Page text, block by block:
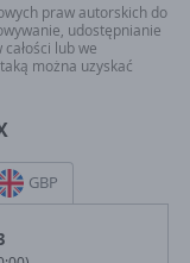
praw autorskich do
udostępnianie
lub we
można uzyskać
GBP